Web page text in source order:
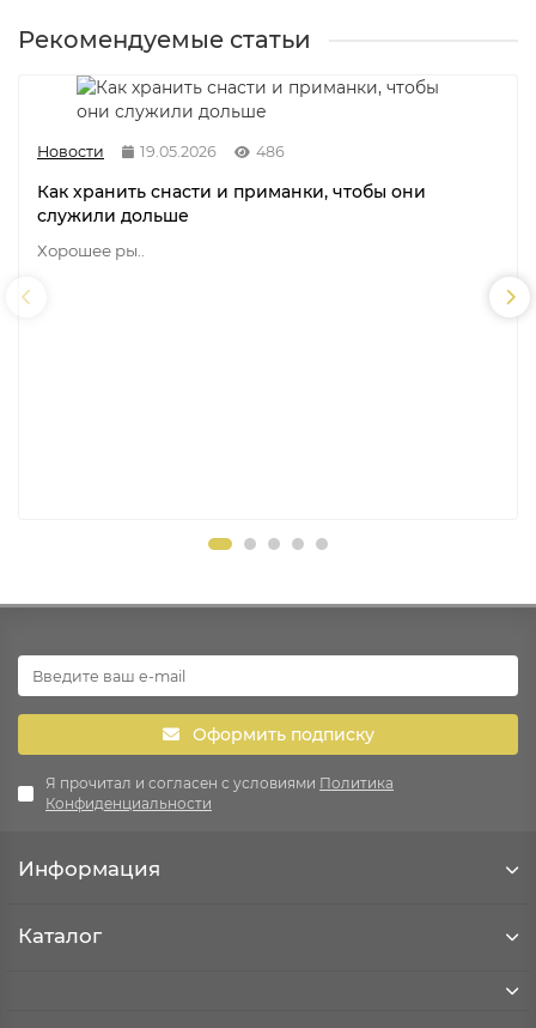
Рекомендуемые статьи
Новости 19.05.2026 486
Как хранить снасти и приманки, чтобы они
служили дольше
Хорошее ры..
Оформить подписку
Я прочитал и согласен с условиями Политика
Конфиденциальности
Информация
Каталог